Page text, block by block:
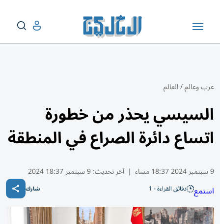
عرب وعالم/العالم
السيسي يحذر من خطورة
اتساع دائرة الصراع في المنطقة
9 سبتمبر 2024 18:37 مساء | آخر تحديث:9 سبتمبر 18:37 2024
استمع دقائق القراءة - 1 شارك